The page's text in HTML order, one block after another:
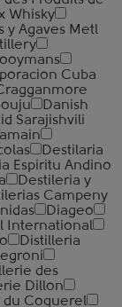
Whisky
y Agaves Metl
Cuba
Danish
Sarajishvili
Destilaria
Espiritu Andino
Destileria y
Campeny
Diageo
International
Distilleria
des
Dillon
du Coquerel